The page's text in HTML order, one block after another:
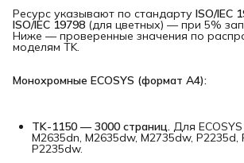
Ресурс указывают по стандарту ISO/IEC
ISO/IEC 19798 (для цветных) — при 5%
Ниже — проверенные значения по
моделям TK.
Монохромные ECOSYS (формат A4):
TK-1150 — 3000 страниц. Для
M2635dn, M2635dw, M2735dw, P2235d,
P2235dw.